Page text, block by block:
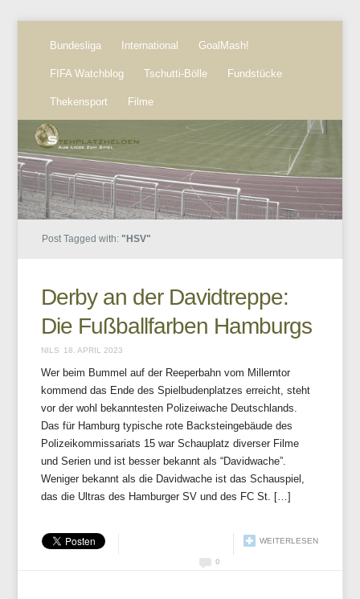
Bundesliga International GoalMash!
FIFA Watchblog Tschutti-Bölle Fundstücke
Thekensport Filme
Post Tagged with: "HSV"
Derby an der Davidtreppe:
Die Fußballfarben Hamburgs
NILS 18. APRIL 2023
Wer beim Bummel auf der Reeperbahn vom Millerntor
kommend das Ende des Spielbudenplatzes erreicht, steht
vor der wohl bekanntesten Polizeiwache Deutschlands.
Das für Hamburg typische rote Backsteingebäude des
Polizeikommissariats 15 war Schauplatz diverser Filme
und Serien und ist besser bekannt als “Davidwache”.
Weniger bekannt als die Davidwache ist das Schauspiel,
das die Ultras des Hamburger SV und des FC St. […]
WEITERLESEN
0